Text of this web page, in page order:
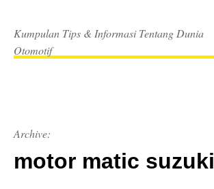
content
Kumpulan Tips & Informasi Tentang Dunia
Otomotif
Archive:
motor matic suzuki